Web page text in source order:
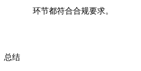
环节都符合合规要求。
总结